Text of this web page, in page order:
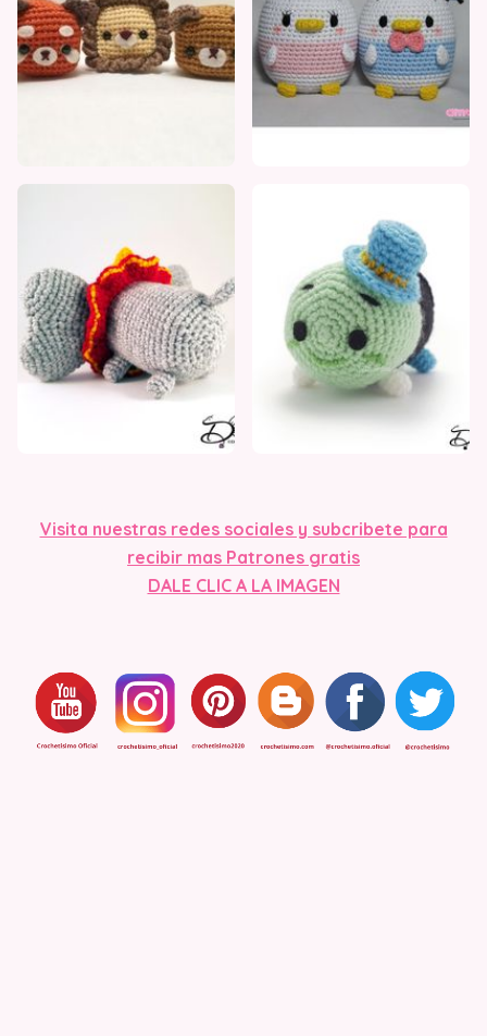
Visita nuestras redes sociales y subcribete para
recibir mas Patrones gratis
DALE CLIC A LA IMAGEN